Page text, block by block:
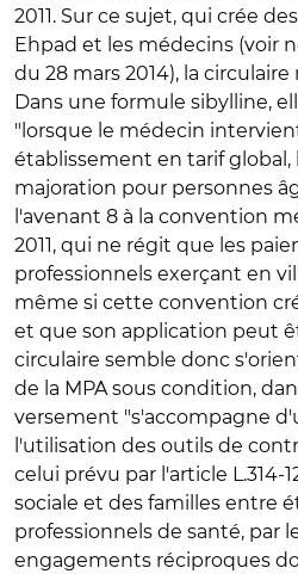
2011. Sur ce sujet, qui crée
Ehpad et les médecins (voir
du 28 mars 2014), la
Dans une formule sibylline,
"lorsque le médecin
établissement en tarif global,
majoration pour personnes
l'avenant 8 à la convention
2011, qui ne régit que les
professionnels exerçant en
même si cette convention
et que son application peut
circulaire semble donc
de la MPA sous condition,
versement "s'accompagne
l'utilisation des outils de
celui prévu par l'article L.314-
sociale et des familles entre
professionnels de santé, par
engagements réciproques